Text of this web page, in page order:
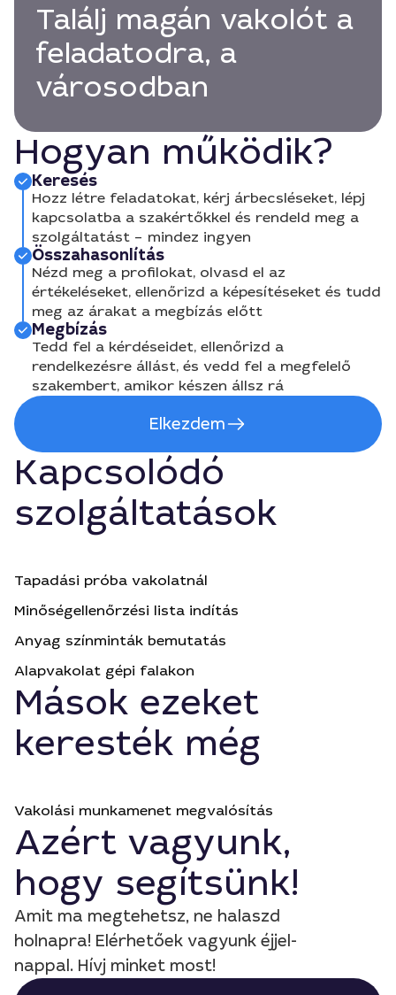
Találj magán vakolót a
feladatodra, a
városodban
Hogyan működik?
Keresés
Hozz létre feladatokat, kérj árbecsléseket, lépj
kapcsolatba a szakértőkkel és rendeld meg a
szolgáltatást – mindez ingyen
Összahasonlítás
Nézd meg a profilokat, olvasd el az
értékeléseket, ellenőrizd a képesítéseket és tudd
meg az árakat a megbízás előtt
Megbízás
Tedd fel a kérdéseidet, ellenőrizd a
rendelkezésre állást, és vedd fel a megfelelő
szakembert, amikor készen állsz rá
Elkezdem
Kapcsolódó
szolgáltatások
Tapadási próba vakolatnál
Minőségellenőrzési lista indítás
Anyag színminták bemutatás
Alapvakolat gépi falakon
Mások ezeket
keresték még
Vakolási munkamenet megvalósítás
Azért vagyunk,
hogy segítsünk!
Amit ma megtehetsz, ne halaszd
holnapra! Elérhetőek vagyunk éjjel-
nappal. Hívj minket most!